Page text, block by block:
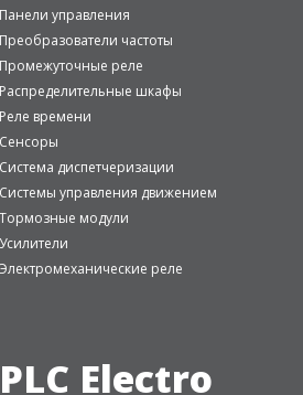
Панели управления
Преобразователи частоты
Промежуточные реле
Распределительные шкафы
Реле времени
Сенсоры
Система диспетчеризации
Системы управления движением
Тормозные модули
Усилители
Электромеханические реле
PLC Electro